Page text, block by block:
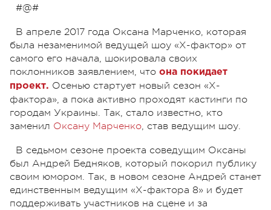
#@#
В апреле 2017 года Оксана Марченко, которая
была незаменимой ведущей шоу «Х-фактор» от
самого его начала, шокировала своих
поклонников заявлением, что она покидает
проект. Осенью стартует новый сезон «Х-
фактора», а пока активно проходят кастинги по
городам Украины. Так, стало известно, кто
заменил Оксану Марченко, став ведущим шоу.
В седьмом сезоне проекта соведущим Оксаны
был Андрей Бедняков, который покорил публику
своим юмором. Так, в новом сезоне Андрей станет
единственным ведущим «Х-фактора 8» и будет
поддерживать участников на сцене и за